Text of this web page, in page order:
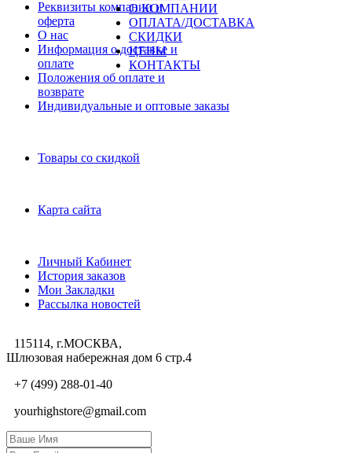
О КОМПАНИИ
ОПЛАТА/ДОСТАВКА
СКИДКИ
ЦЕНЫ
КОНТАКТЫ
Реквизиты компании и
оферта
О нас
Информация о доставке и
оплате
Положения об оплате и
возврате
Индивидуальные и оптовые заказы
Товары со скидкой
Карта сайта
Личный Кабинет
История заказов
Мои Закладки
Рассылка новостей
115114, г.МОСКВА,
Шлюзовая набережная дом 6 стр.4
+7 (499) 288-01-40
yourhighstore@gmail.com